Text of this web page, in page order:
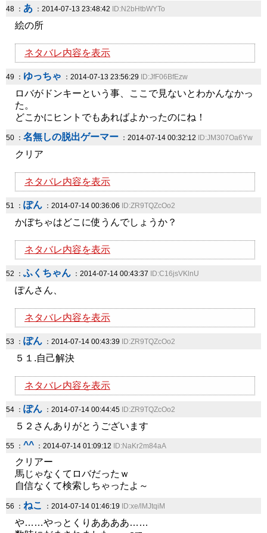
48 ： あ ：2014-07-13 23:48:42 ID:N2bHtbWYTo
絵の所
ネタバレ内容を表示
49 ： ゆっちゃ ：2014-07-13 23:56:29 ID:JfF06BfEzw
ロバがドンキーという事、ここで見ないとわかんなかっ
た。
どこかにヒントでもあればよかったのにね！
50 ： 名無しの脱出ゲーマー ：2014-07-14 00:32:12 ID:JM307Oa6Yw
クリア
ネタバレ内容を表示
51 ： ぽん ：2014-07-14 00:36:06 ID:ZR9TQZcOo2
かぼちゃはどこに使うんでしょうか？
ネタバレ内容を表示
52 ： ふくちゃん ：2014-07-14 00:43:37 ID:C16jsVKlnU
ぽんさん、
ネタバレ内容を表示
53 ： ぽん ：2014-07-14 00:43:39 ID:ZR9TQZcOo2
５１.自己解決
ネタバレ内容を表示
54 ： ぽん ：2014-07-14 00:44:45 ID:ZR9TQZcOo2
５２さんありがとうございます
55 ： ^^ ：2014-07-14 01:09:12 ID:NaKr2m84aA
クリアー
馬じゃなくてロバだったｗ
自信なくて検索しちゃったよ～
56 ： ねこ ：2014-07-14 01:46:19 ID:xe/lMJtqiM
や……やっとくりああああ……